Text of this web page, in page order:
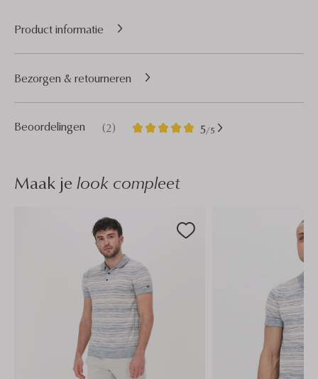
Product informatie
Beoordelingen (2) 5/5
2
5
Bezorgen & retourneren
Maak je look compleet